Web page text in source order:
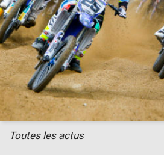
Toutes les actus